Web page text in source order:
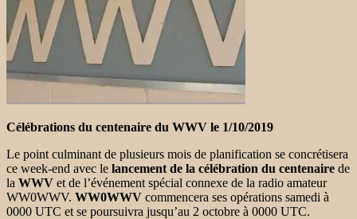
Célébrations du centenaire du WWV le 1/10/2019
Le point culminant de plusieurs mois de planification se concrétisera
ce week-end avec le lancement de la célébration du centenaire de
la WWV et de l’événement spécial connexe de la radio amateur
WW0WWV. WW0WWV commencera ses opérations samedi à
0000 UTC et se poursuivra jusqu’au 2 octobre à 0000 UTC.